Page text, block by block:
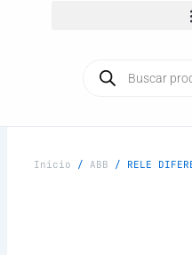
productos
Inicio / ABB / RELE